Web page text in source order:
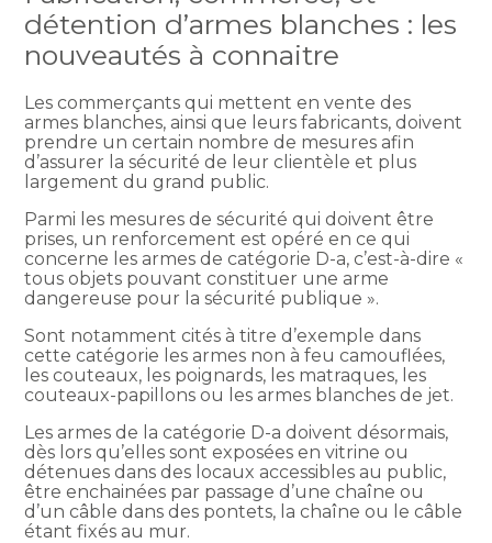
détention d’armes blanches : les
nouveautés à connaitre
Les commerçants qui mettent en vente des
armes blanches, ainsi que leurs fabricants, doivent
prendre un certain nombre de mesures afin
d’assurer la sécurité de leur clientèle et plus
largement du grand public.
Parmi les mesures de sécurité qui doivent être
prises, un renforcement est opéré en ce qui
concerne les armes de catégorie D-a, c’est-à-dire «
tous objets pouvant constituer une arme
dangereuse pour la sécurité publique ».
Sont notamment cités à titre d’exemple dans
cette catégorie les armes non à feu camouflées,
les couteaux, les poignards, les matraques, les
couteaux-papillons ou les armes blanches de jet.
Les armes de la catégorie D-a doivent désormais,
dès lors qu’elles sont exposées en vitrine ou
détenues dans des locaux accessibles au public,
être enchainées par passage d’une chaîne ou
d’un câble dans des pontets, la chaîne ou le câble
étant fixés au mur.